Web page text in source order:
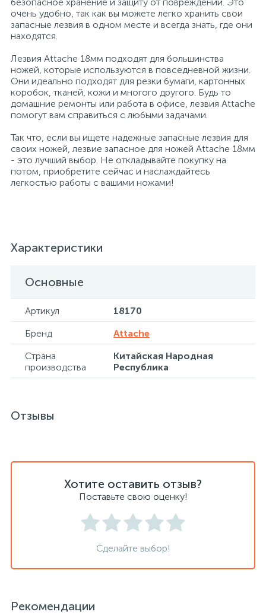
очень удобно, так как вы можете легко хранить свои
запасные лезвия в одном месте и всегда знать, где они
находятся.
Лезвия Attache 18мм подходят для большинства
ножей, которые используются в повседневной жизни.
Они идеально подходят для резки бумаги, картонных
коробок, тканей, кожи и многого другого. Будь то
домашние ремонты или работа в офисе, лезвия Attache
помогут вам справиться с любыми задачами.
Так что, если вы ищете надежные запасные лезвия для
своих ножей, лезвие запасное для ножей Attache 18мм
- это лучший выбор. Не откладывайте покупку на
потом, приобретите сейчас и наслаждайтесь
легкостью работы с вашими ножами!
Характеристики
Основные
Артикул
18170
Бренд
Attache
Страна
производства
Китайская Народная
Республика
Отзывы
Хотите оставить отзыв?
Поставьте свою оценку!
Сделайте выбор!
Рекомендации
Профессиональные дезинфицирующие
средства
18
Профессиональные чистящие и
дезинфицирующие средства
Специальные средства для стирки
Средства специального назначения
Универсальные
Расходные материалы для ортопедии
Расходные материалы для стерилизации
Системы и компоненты для взятия
биологического материала
Средства первой помощи
Таблетницы
Хлорсодержащие средства
Экспресс-контроль концентрации
дезсредств
Мини-кухни
Многоместные секции
Модульная мягкая мебель
Надувная мебель и матрасы
Обувницы
Почтовые ящики
Приставки к столам
Пюпитры
Ресепшн
Сейфы взломостойкие
Сейфы гостиничные
Сейфы депозитные
Сейфы засыпные